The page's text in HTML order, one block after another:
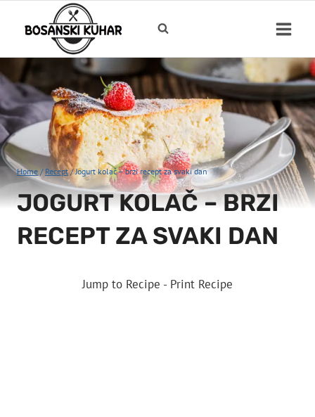
Home / Recept / Jogurt kolač – brzi recept za svaki dan
JOGURT KOLAČ – BRZI
RECEPT ZA SVAKI DAN
Jump to Recipe - Print Recipe